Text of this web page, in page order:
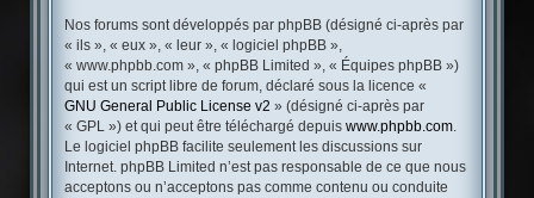
Nos forums sont développés par phpBB (désigné ci-après par
« ils », « eux », « leur », « logiciel phpBB »,
« www.phpbb.com », « phpBB Limited », « Équipes phpBB »)
qui est un script libre de forum, déclaré sous la licence «
GNU General Public License v2 » (désigné ci-après par
« GPL ») et qui peut être téléchargé depuis www.phpbb.com.
Le logiciel phpBB facilite seulement les discussions sur
Internet. phpBB Limited n’est pas responsable de ce que nous
acceptons ou n’acceptons pas comme contenu ou conduite